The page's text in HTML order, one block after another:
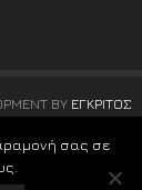
BY ΕΓΚΡΙΤΟΣ
σας σε